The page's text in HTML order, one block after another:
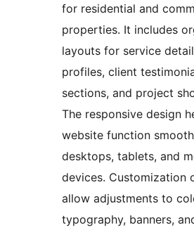
for residential and
properties. It includes
layouts for service
profiles, client
sections, and project
The responsive design
website function
desktops, tablets, and
devices. Customization
allow adjustments to
typography, banners,